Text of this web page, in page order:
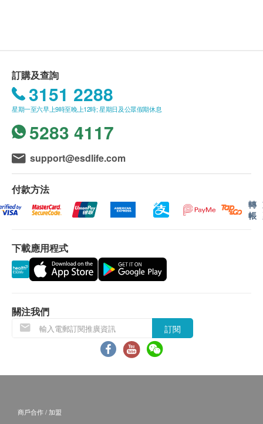
原，幫助修復子宮， 補鈣，適合孕前備孕或產前
飲用，也適合中老年補充關節軟組織。
豐富鈣質可維持骨骼及牙齒的健康，改善鈣質吸收
力，鞏固骨質密度；其中軟骨素，可加速軟骨再
生，幫助舒適行走，維持身體靈活順暢。
種營養元素，為身體靈活關鍵做到最好保養！適合
銀髮族群、久站上班族、懷孕時流失鈣質的媽媽或
過度運動造成身體耗損的族群飲用！
提高身體行動靈活度，由內而外為身體補充、加強
適合人士
孕媽咪（產前、坐月、母乳餵哺）、手術或病後調
理、老人家或身體虛弱、兒童偏食、養顏保健。
三歲以下兒童，可混入食物中食用；三歲以上兒童，
可直接飲用（每日不超過60毫升）；痛風、高血壓、
腎臟病患及幼兒飲用前請先諮詢醫生
服用方法
我們將於確定訂單後3個工作天內安排發貨。
不排除運送時間會因節日而有所影響。當八號烈風
訊號懸掛或黑色暴雨警告生效時，送貨服務時間將
會延遲。
所有訂單須視乎相關貨品的供應情況再作最後確
易有權拒絕接受該訂單，並且會於送貨前透過電話
或電郵通知顧客再作安排。
保用：
退換條款：
當顧客收取已訂購之貨品時，有責任檢查貨品是否
退換產品必須包裝完整，如退換之產品有任何殘缺
或過期退回，供應商有權不受理。
如有其他損壞或遺漏查詢，顧客必須保留有效收據
正本，並於送貨後3個工作天內按下列方式聯絡 惠
通國際有限公司客戶服務部跟進。
查詢熱線: 6591 7028
訂購及查詢
3151 2288
星期一至六早上9時至晚上12時; 星期日及公眾假期休息
5283 4117
support@esdlife.com
付款方法
轉
帳
下載應用程式
關注我們
訂閱
商戶合作 / 加盟